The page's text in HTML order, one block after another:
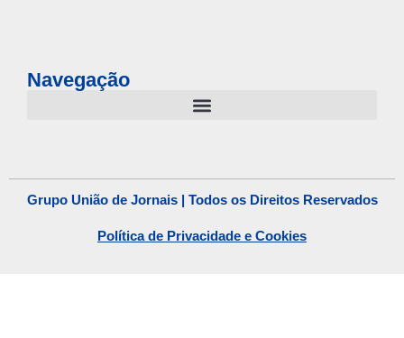
Navegação
Grupo União de Jornais | Todos os Direitos Reservados
Política de Privacidade e Cookies